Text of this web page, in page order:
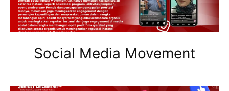
Social Media Movement